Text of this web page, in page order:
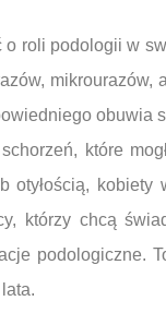
roli podologii w
obuwia
które
otyłością,
którzy chcą
podologiczne.